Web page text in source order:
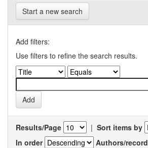
Start a new search
Add filters:
Use filters to refine the search results.
Results/Page | Sort items by
In order
Authors/record